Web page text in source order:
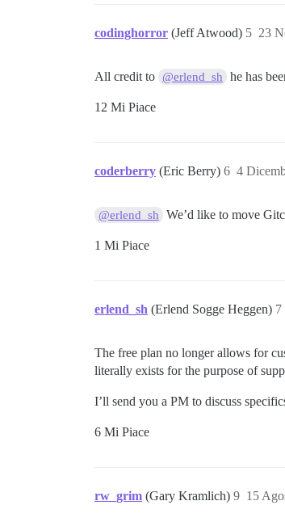
codinghorror (Jeff Atwood) 23
5
All credit to @erlend_sh he has
12 Mi Piace
coderberry (Eric Berry) 4
6
@erlend_sh We’d like to move
1 Mi Piace
erlend_sh (Erlend Sogge Heggen) 7
The free plan no longer allows for
literally exists for the purpose of
I’ll send you a PM to discuss
6 Mi Piace
rw_grim (Gary Kramlich) 15
9